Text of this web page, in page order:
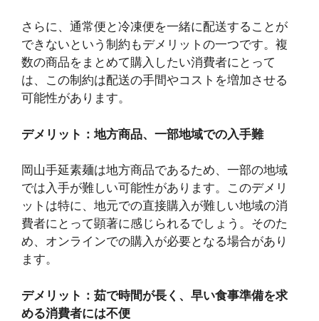
さらに、通常便と冷凍便を一緒に配送することが
できないという制約もデメリットの一つです。複
数の商品をまとめて購入したい消費者にとって
は、この制約は配送の手間やコストを増加させる
可能性があります。
デメリット：地方商品、一部地域での入手難
岡山手延素麺は地方商品であるため、一部の地域
では入手が難しい可能性があります。このデメリ
ットは特に、地元での直接購入が難しい地域の消
費者にとって顕著に感じられるでしょう。そのた
め、オンラインでの購入が必要となる場合があり
ます。
デメリット：茹で時間が長く、早い食事準備を求
める消費者には不便